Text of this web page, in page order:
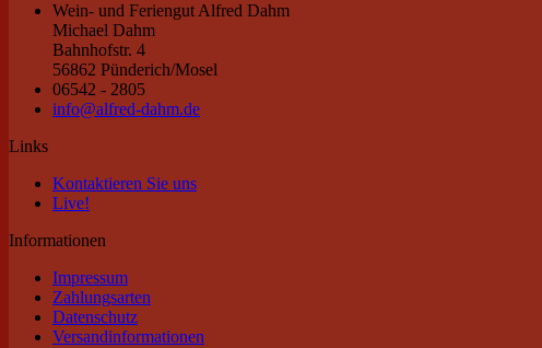
Wein- und Feriengut Alfred Dahm
Michael Dahm
Bahnhofstr. 4
56862 Pünderich/Mosel
06542 - 2805
info@alfred-dahm.de
Links
Kontaktieren Sie uns
Live!
Informationen
Impressum
Zahlungsarten
Datenschutz
Versandinformationen